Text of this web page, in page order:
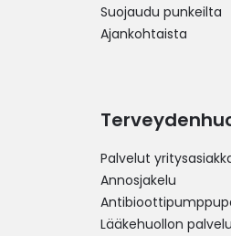
Suojaudu punkeilta
Ajankohtaista
Palvelut
Annosjakelu
Lääkehuollon